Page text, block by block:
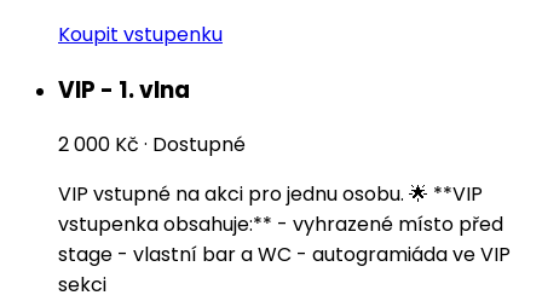
Koupit vstupenku
VIP - 1. vlna
2 000 Kč · Dostupné
VIP vstupné na akci pro jednu osobu. 🌟 **VIP
vstupenka obsahuje:** - vyhrazené místo před
stage - vlastní bar a WC - autogramiáda ve VIP
sekci